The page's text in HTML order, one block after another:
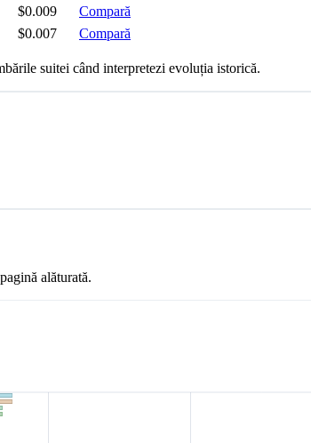
$0.009
Compară
$0.007 Compară
suitei când interpretezi evoluția istorică.
alăturată.